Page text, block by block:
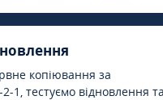
копіювання за
1, тестуємо відновлення та